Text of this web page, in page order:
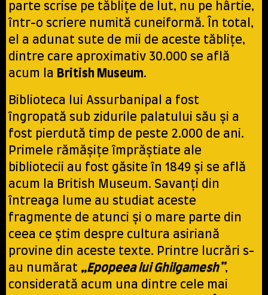
parte scrise pe tăblițe de lut, nu pe hârtie,
într-o scriere numită cuneiformă. În total,
el a adunat sute de mii de aceste tăblițe,
dintre care aproximativ 30.000 se află
acum la British Museum.
Biblioteca lui Assurbanipal a fost
îngropată sub zidurile palatului său și a
fost pierdută timp de peste 2.000 de ani.
Primele rămășițe împrăștiate ale
bibliotecii au fost găsite în 1849 și se află
acum la British Museum. Savanți din
întreaga lume au studiat aceste
fragmente de atunci și o mare parte din
ceea ce știm despre cultura asiriană
provine din aceste texte. Printre lucrări s-
au numărat „Epopeea lui Ghilgamesh”,
considerată acum una dintre cele mai